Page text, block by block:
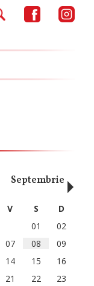
Septembrie
V S
D
01
02
07 08
09
14 15
16
21 22
23